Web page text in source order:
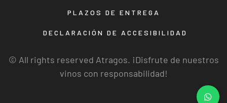
PLAZOS DE ENTREGA
DECLARACIÓN DE ACCESIBILIDAD
© All rights reserved Atragos. ¡Disfrute de nuestros
vinos con responsabilidad!